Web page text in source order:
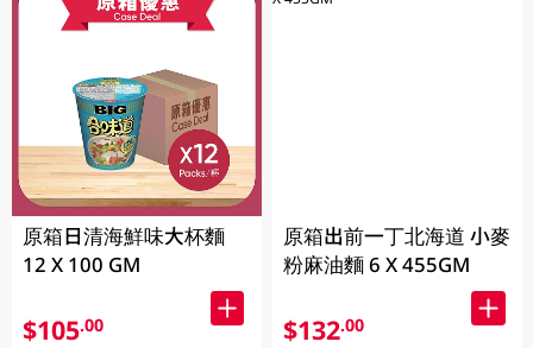
原箱日清海鮮味大杯麵
12 X 100 GM
$105.00
原箱出前一丁北海道 小麥
粉麻油麵 6 X 455GM
$132.00